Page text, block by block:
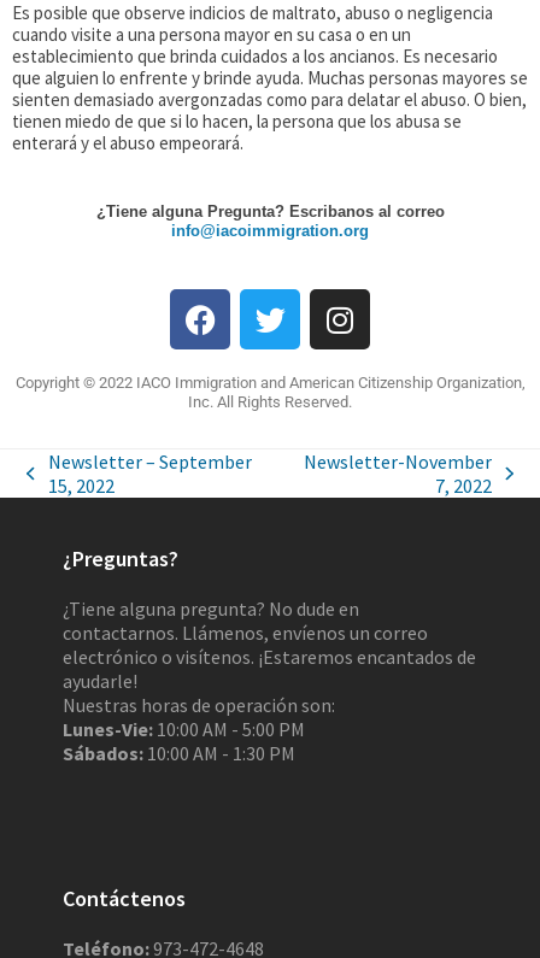
Es posible que observe indicios de maltrato, abuso o negligencia
cuando visite a una persona mayor en su casa o en un
establecimiento que brinda cuidados a los ancianos. Es necesario
que alguien lo enfrente y brinde ayuda. Muchas personas mayores se
sienten demasiado avergonzadas como para delatar el abuso. O bien,
tienen miedo de que si lo hacen, la persona que los abusa se
enterará y el abuso empeorará.
¿Tiene alguna Pregunta? Escribanos al correo
info@iacoimmigration.org
Copyright © 2022 IACO Immigration and American Citizenship Organization,
Inc. All Rights Reserved.
Newsletter – September
15, 2022
Newsletter-November
7, 2022
¿Preguntas?
¿Tiene alguna pregunta? No dude en
contactarnos. Llámenos, envíenos un correo
electrónico o visítenos. ¡Estaremos encantados de
ayudarle!
Nuestras horas de operación son:
Lunes-Vie: 10:00 AM - 5:00 PM
Sábados: 10:00 AM - 1:30 PM
Contáctenos
Teléfono:973-472-4648